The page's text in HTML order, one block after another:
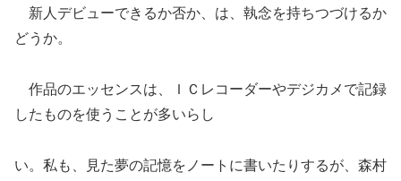
新人デビューできるか否か、は、執念を持ちつづけるか
どうか。
作品のエッセンスは、ＩＣレコーダーやデジカメで記録
したものを使うことが多いらし
い。私も、見た夢の記憶をノートに書いたりするが、森村